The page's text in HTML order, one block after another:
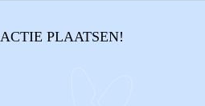
PLAATSEN!